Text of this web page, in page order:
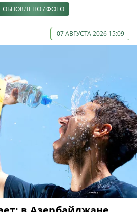
ОБНОВЛЕНО / ФОТО
07 АВГУСТА 2026 15:09